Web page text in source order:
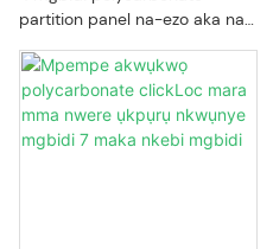
partition panel na-ezo aka na
akwụkwọ nwere ihe pụrụ iche
plug-ụkpụrụ imewe na-esiri
asaa mgbidi. Nhazi a na-enye
ike, ịdịte aka, na ihe mkpuchi